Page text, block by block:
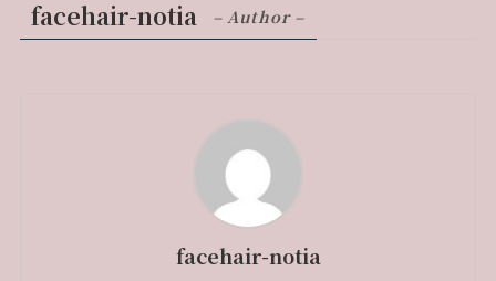
facehair-notia – Author –
facehair-notia